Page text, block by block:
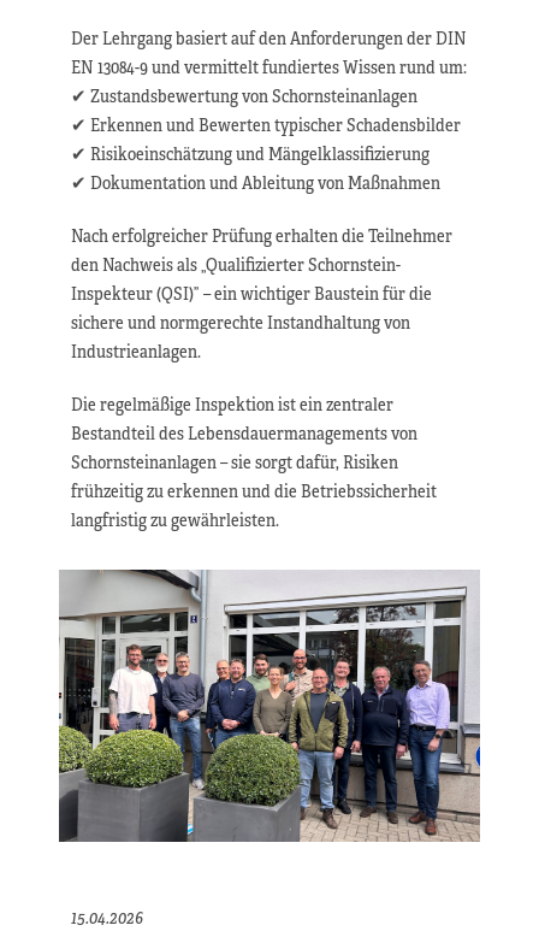
Der Lehrgang basiert auf den Anforderungen der DIN
EN 13084-9 und vermittelt fundiertes Wissen rund um:
✔ Zustandsbewertung von Schornsteinanlagen
✔ Erkennen und Bewerten typischer Schadensbilder
✔ Risikoeinschätzung und Mängelklassifizierung
✔ Dokumentation und Ableitung von Maßnahmen
Nach erfolgreicher Prüfung erhalten die Teilnehmer
den Nachweis als „Qualifizierter Schornstein-
Inspekteur (QSI)” – ein wichtiger Baustein für die
sichere und normgerechte Instandhaltung von
Industrieanlagen.
Die regelmäßige Inspektion ist ein zentraler
Bestandteil des Lebensdauermanagements von
Schornsteinanlagen – sie sorgt dafür, Risiken
frühzeitig zu erkennen und die Betriebssicherheit
langfristig zu gewährleisten.
15.04.2026